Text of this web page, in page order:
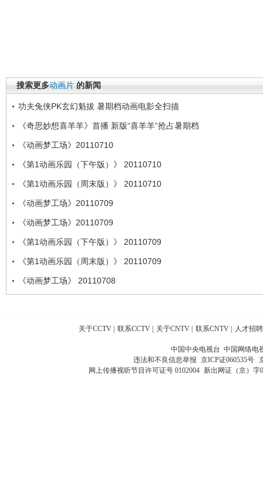
搜索更多动画片 的新闻
功夫兔侠PK玄幻魁拔 暑期档动画电影全扫描
《奇思妙想喜羊羊》首播 新版“喜羊羊“抢占暑期档
《动画梦工场》20110710
《第1动画乐园（下午版）》 20110710
《第1动画乐园（周末版）》 20110710
《动画梦工场》20110709
《动画梦工场》20110709
《第1动画乐园（下午版）》 20110709
《第1动画乐园（周末版）》 20110709
《动画梦工场》 20110708
关于CCTV | 联系CCTV | 关于CNTV | 联系CNTV | 人才招聘
中国中央电视台 中国网络电
违法和不良信息举报 京ICP证060535号
网上传播视听节目许可证号 0102004 新出网证（京）